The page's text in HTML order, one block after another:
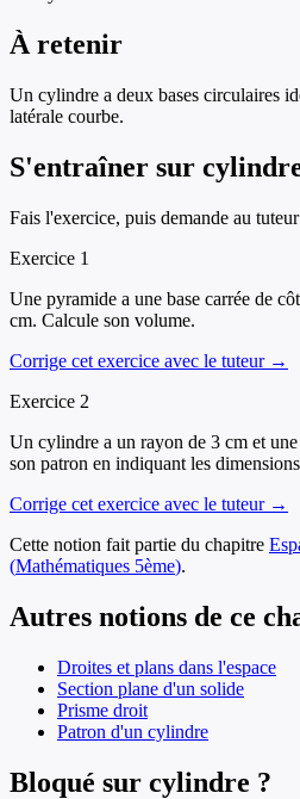
À retenir
Un cylindre a deux bases circulaires
latérale courbe.
S'entraîner sur
Fais l'exercice, puis demande au
Exercice 1
Une pyramide a une base carrée de
cm. Calcule son volume.
Corrige cet exercice avec le tuteur →
Exercice 2
Un cylindre a un rayon de 3 cm et
son patron en indiquant les
Corrige cet exercice avec le tuteur →
Cette notion fait partie du chapitre
(Mathématiques 5ème).
Autres notions de ce
Droites et plans dans l'espace
Section plane d'un solide
Prisme droit
Patron d'un cylindre
Bloqué sur cylindre ?